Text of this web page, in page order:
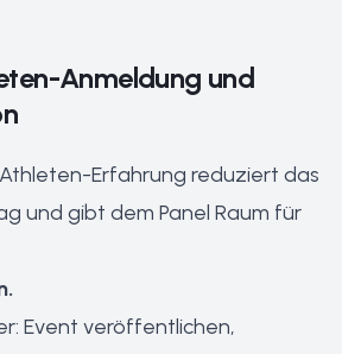
Anmeldung und
Erfahrung reduziert das
und gibt dem Panel Raum für
Event veröffentlichen,